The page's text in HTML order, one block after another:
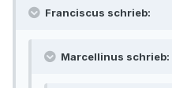
Franciscus schrieb:
Marcellinus schrieb: